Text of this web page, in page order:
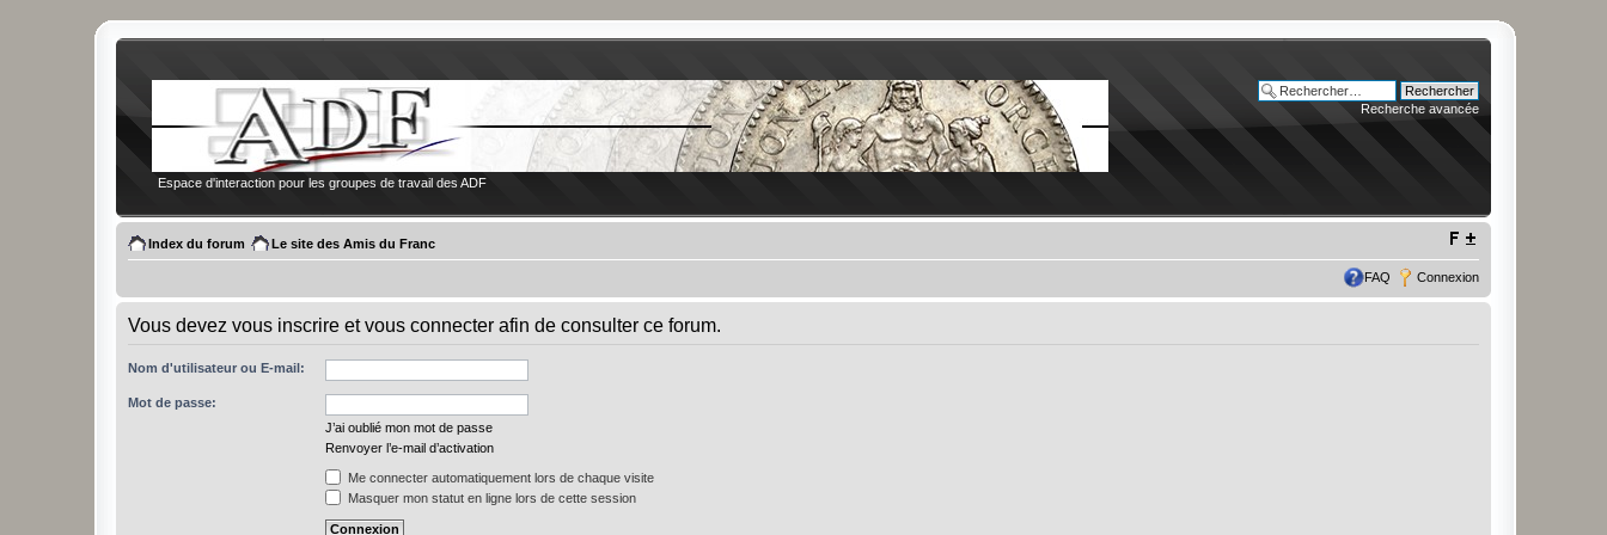
Espace d'interaction pour les groupes de travail des ADF
Recherche avancée
Index du forum Le site des Amis du Franc
FAQ Connexion
Vous devez vous inscrire et vous connecter afin de consulter ce forum.
Nom d'utilisateur ou E-mail:
Mot de passe:
J’ai oublié mon mot de passe
Renvoyer l’e-mail d’activation
Me connecter automatiquement lors de chaque visite
Masquer mon statut en ligne lors de cette session